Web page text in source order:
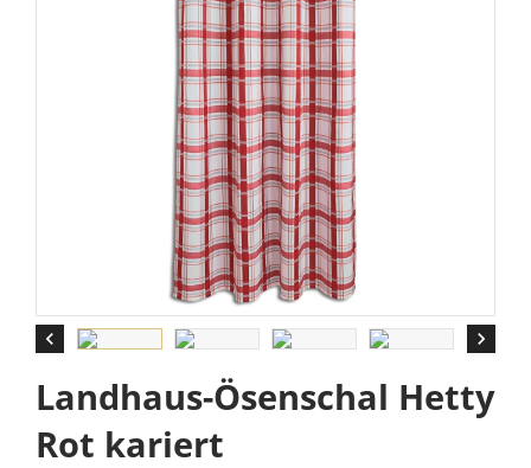
 
Landhaus-Ösenschal Hetty
Rot kariert